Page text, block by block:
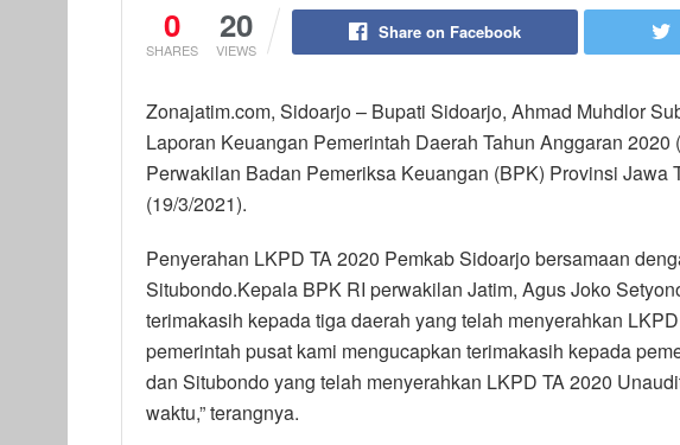
0
SHARES
20
VIEWS
Share on Facebook
Zonajatim.com, Sidoarjo – Bupati Sidoarjo, Ahmad Muhdlor
Laporan Keuangan Pemerintah Daerah Tahun Anggaran
Perwakilan Badan Pemeriksa Keuangan (BPK) Provinsi Jawa
(19/3/2021).
Penyerahan LKPD TA 2020 Pemkab Sidoarjo bersamaan
Situbondo.Kepala BPK RI perwakilan Jatim, Agus Joko
terimakasih kepada tiga daerah yang telah menyerahkan
pemerintah pusat kami mengucapkan terimakasih kepada
dan Situbondo yang telah menyerahkan LKPD TA 2020
waktu,” terangnya.